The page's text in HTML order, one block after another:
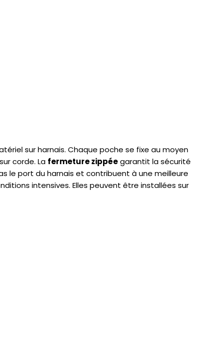
sur harnais. Chaque poche se fixe au moyen
corde. La fermeture zippéegarantit la sécurité
le port du harnais et contribuent à une meilleure
intensives. Elles peuvent être installées sur